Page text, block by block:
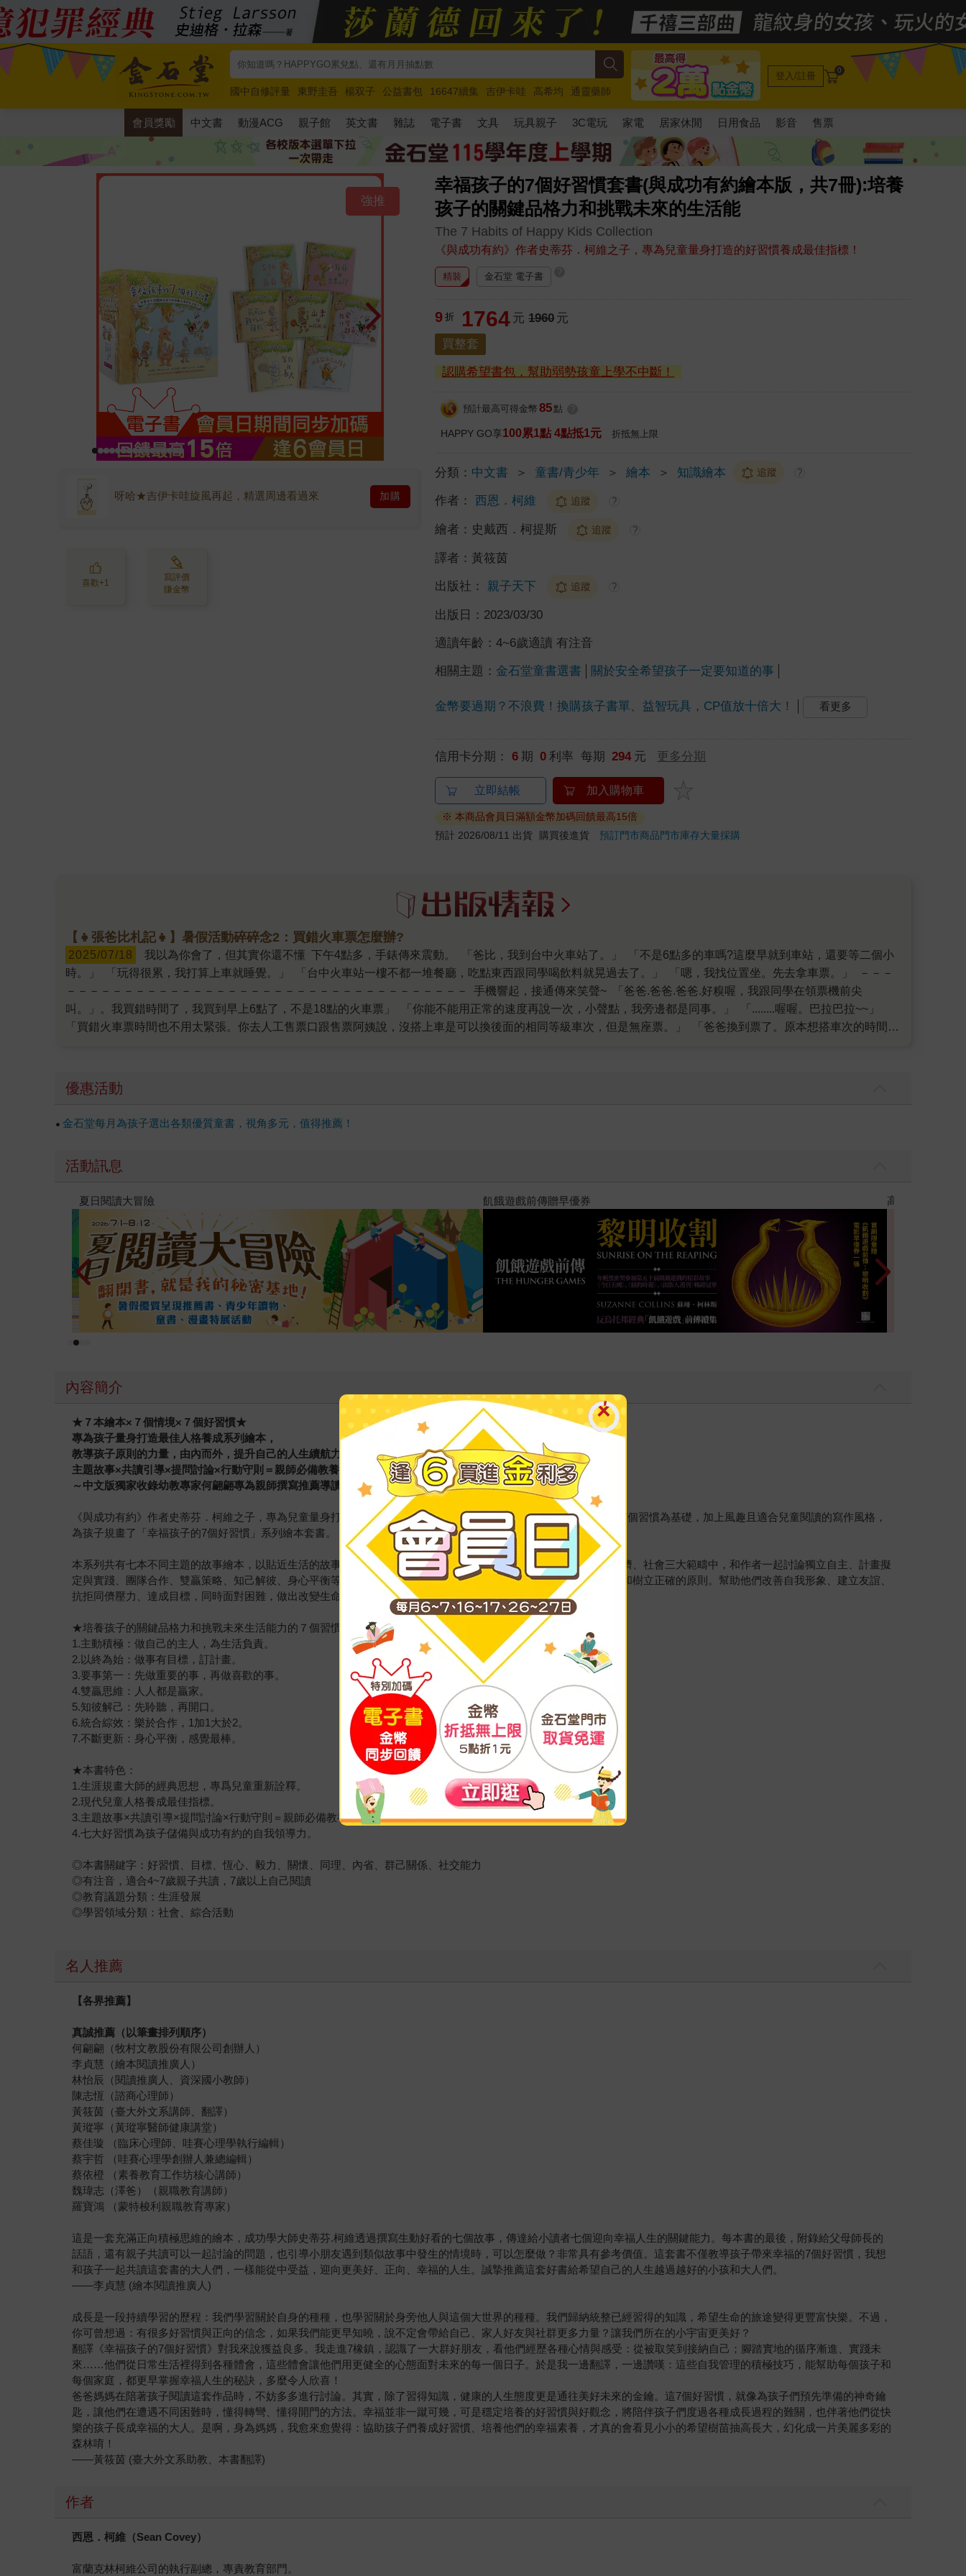
國中自修評量 東野圭吾 楊双子 公益書包 16647續集 吉伊卡哇 高希均
通靈藥師
唯紅花綻放
奧德賽 路邊攤新作 馬斯克 玩具總動員5 超慢跑
登入/註冊 0
會員獎勵 中文書 動漫ACG 親子館 英文書 雜誌 電子書 文具 玩具親子 3C電玩 家電 居家休閒 日用食品 影音 售票
幸福孩子的7個好習慣套書(與成功有約繪本版，共7冊):培養
孩子的關鍵品格力和挑戰未來的生活能
The 7 Habits of Happy Kids Collection
《與成功有約》作者史蒂芬．柯維之子，專為兒童量身打造的好習慣養成最佳指標！
強推
呀哈★吉伊卡哇旋風再起，精選周邊看過來 加購
喜歡+1
寫評價
賺金幣
精裝 金石堂 電子書
9 折 1764 元 1960 元
買整套
認購希望書包，幫助弱勢孩童上學不中斷！
預計最高可得金幣 85 點
HAPPY GO享100累1點 4點抵1元 折抵無上限
分類： 中文書 ＞ 童書/青少年 ＞ 繪本 ＞ 知識繪本 追蹤 ?
作者： 西恩．柯維 追蹤 ?
繪者： 史戴西．柯提斯 追蹤 ?
譯者： 黃筱茵
出版社： 親子天下 追蹤 ?
出版日： 2023/03/30
適讀年齡：4~6歲適讀 有注音
相關主題：金石堂童書選書 關於安全希望孩子一定要知道的事
金幣要過期？不浪費！換購孩子書單、益智玩具，CP值放十倍大！ 看更多
信用卡分期： 6 期 0 利率 每期 294 元 更多分期
立即結帳 加入購物車
※ 本商品會員日滿額金幣加碼回饋最高15倍
預計 2026/08/11 出貨
購買後進貨預訂門市商品門市庫存大量採購
【👧張爸比札記👧】暑假活動碎碎念2：買錯火車票怎麼辦?
2025/07/18
時。」 「玩得很累，我打算上車就睡覺。」 「台中火車站一樓不都一堆餐廳，吃點東西跟同學喝飲料就晃過去了。」 「嗯，我找位置坐。先去拿車票。」 －－－
－－－－－－－－－－－－－－－－－－－－－－－－－－－－－－－－－－－ 手機響起，接通傳來笑聲~ 「爸爸.爸爸.爸爸.好糗喔，我跟同學在領票機前尖
叫。」。我買錯時間了，我買到早上6點了，不是18點的火車票」 「你能不能用正常的速度再說一次，小聲點，我旁邊都是同事。」 「........喔喔。巴拉巴拉~~」
「買錯火車票時間也不用太緊張。你去人工售票口跟售票阿姨說，沒搭上車是可以換後面的相同等級車次，但是無座票。」 「爸爸換到票了。原本想搭車次的時間。
我們很歡樂的大笑，我覺得糗而已。」 「那你要安心睡覺可能就沒辦法了，上車先找位置坐。有人來趕就還給人家。」 「好喔，那沒事了，我跟同學去買東西
優惠活動
金石堂每月為孩子選出各類優質童書，視角多元，值得推薦！
活動訊息
高功能倖存者：如果不「有用」，我還值得被愛嗎？（限量作者親簽版） PUGO噗果聰明書包開學季預購優惠 遠流童書展75折
內容簡介
★７本繪本×７個情境×７個好習慣★
專為孩子量身打造最佳人格養成系列繪本，
教導孩子原則的力量，由內而外，提升自己的人生續航力
主題故事×共讀引導×提問討論×行動守則＝親師必備教養指南
～中文版獨家收錄幼教專家何翩翩專為親師撰寫推薦導讀～
《與成功有約》作者史蒂芬．柯維之子，專為兒童量身打造的好習慣養成最佳指標！柯維以暢銷書《與成功有約》的7個習慣為基礎，加上風趣且適合兒童閱讀的寫作風格，
為孩子規畫了「幸福孩子的7個好習慣」系列繪本套書。
本系列共有七本不同主題的故事繪本，以貼近生活的故事為引導，讓孩子在輕鬆閱讀的同時，循序漸進的從個人、同儕、社會三大範疇中，和作者一起討論獨立自主、計畫擬
定與實踐、團隊合作、雙贏策略、知己解彼、身心平衡等重要的人生課題。培養孩子自信、誠信與做正確事情的勇氣和樹立正確的原則。幫助他們改善自我形象、建立友誼、
抗拒同儕壓力、達成目標，同時面對困難，做出改變生命的決定。
★培養孩子的關鍵品格力和挑戰未來生活能力的７個習慣
1.主動積極：做自己的主人，為生活負責。
2.以終為始：做事有目標，訂計畫。
3.要事第一：先做重要的事，再做喜歡的事。
4.雙贏思維：人人都是贏家。
5.知彼解己：先聆聽，再開口。
6.統合綜效：樂於合作，1加1大於2。
7.不斷更新：身心平衡，感覺最棒。
★本書特色：
1.生涯規畫大師的經典思想，專爲兒童重新詮釋。
2.現代兒童人格養成最佳指標。
3.主題故事×共讀引導×提問討論×行動守則＝親師必備教養指南。
4.七大好習慣為孩子儲備與成功有約的自我領導力。
◎本書關鍵字：好習慣、目標、恆心、毅力、關懷、同理、內省、群己關係、社交能力
◎有注音，適合4~7歲親子共讀，7歲以上自己閱讀
◎教育議題分類：生涯發展
◎學習領域分類：社會、綜合活動
名人推薦
【各界推薦】
真誠推薦（以筆畫排列順序）
何翩翩（牧村文教股份有限公司創辦人）
李貞慧（繪本閱讀推廣人）
林怡辰（閱讀推廣人、資深國小教師）
陳志恆（諮商心理師）
黃筱茵（臺大外文系講師、翻譯）
黃瑽寧（黃瑽寧醫師健康講堂）
蔡佳璇 （臨床心理師、哇賽心理學執行編輯）
蔡宇哲 （哇賽心理學創辦人兼總編輯）
蔡依橙 （素養教育工作坊核心講師）
魏瑋志（澤爸）（親職教育講師）
羅寶鴻 （蒙特梭利親職教育專家）
這是一套充滿正向積極思維的繪本，成功學大師史蒂芬.柯維透過撰寫生動好看的七個故事，傳達給小讀者七個迎向幸福人生的關鍵能力。每本書的最後，附錄給父母師長的
話語，還有親子共讀可以一起討論的問題，也引導小朋友遇到類似故事中發生的情境時，可以怎麼做？非常具有參考價值。這套書不僅教導孩子帶來幸福的7個好習慣，我想
和孩子一起共讀這套書的大人們，一樣能從中受益，迎向更美好、正向、幸福的人生。誠摯推薦這套好書給希望自己的人生越過越好的小孩和大人們。
——李貞慧 (繪本閱讀推廣人)
成長是一段持續學習的歷程：我們學習關於自身的種種，也學習關於身旁他人與這個大世界的種種。我們歸納統整已經習得的知識，希望生命的旅途變得更豐富快樂。不過，
你可曾想過：有很多好習慣與正向的信念，如果我們能更早知曉，說不定會帶給自己、家人好友與社群更多力量？讓我們所在的小宇宙更美好？
翻譯《幸福孩子的7個好習慣》對我來說獲益良多。我走進7橡鎮，認識了一大群好朋友，看他們經歷各種心情與感受：從被取笑到接納自己；腳踏實地的循序漸進、實踐未
來……他們從日常生活裡得到各種體會，這些體會讓他們用更健全的心態面對未來的每一個日子。於是我一邊翻譯，一邊讚嘆：這些自我管理的積極技巧，能幫助每個孩子和
每個家庭，都更早掌握幸福人生的秘訣，多麼令人欣喜！
爸爸媽媽在陪著孩子閱讀這套作品時，不妨多多進行討論。其實，除了習得知識，健康的人生態度更是通往美好未來的金鑰。這7個好習慣，就像為孩子們預先準備的神奇鑰
匙，讓他們在遭遇不同困難時，懂得轉彎、懂得開門的方法。幸福並非一蹴可幾，可是穩定培養的好習慣與好觀念，將陪伴孩子們度過各種成長過程的難關，也伴著他們從快
樂的孩子長成幸福的大人。是啊，身為媽媽，我愈來愈覺得：協助孩子們養成好習慣、培養他們的幸福素養，才真的會看見小小的希望樹苗抽高長大，幻化成一片美麗多彩的
森林唷！
——黃筱茵 (臺大外文系助教、本書翻譯)
作者
西恩．柯維（Sean Covey）
富蘭克林柯維公司的執行副總，專責教育部門。